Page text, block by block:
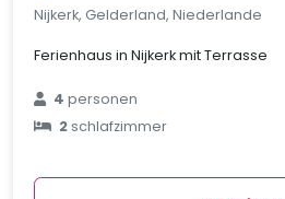
Nijkerk, Gelderland, Niederlande
Ferienhaus in Nijkerk mit Terrasse
4personen
2schlafzimmer